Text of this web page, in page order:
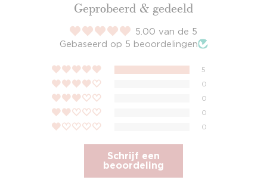
Geprobeerd & gedeeld
5.00 van de 5
Gebaseerd op 5 beoordelingen
5
0
0
0
0
Schrijf een
beoordeling